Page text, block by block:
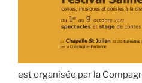
est organisée par la